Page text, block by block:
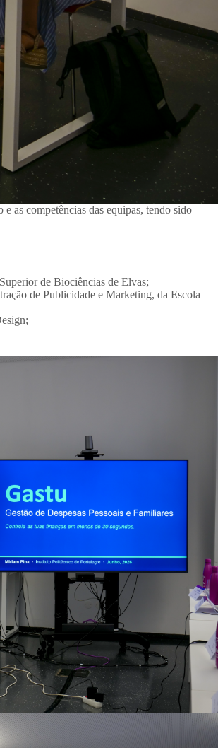
as competências das equipas, tendo sido
de Biociências de Elvas;
de Publicidade e Marketing, da Escola